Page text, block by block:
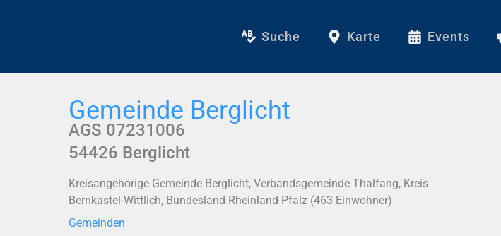
Suche Karte Events
Gemeinde Berglicht
AGS 07231006
54426 Berglicht
Kreisangehörige Gemeinde Berglicht, Verbandsgemeinde Thalfang, Kreis
Bernkastel-Wittlich, Bundesland Rheinland-Pfalz (463 Einwohner)
Gemeinden